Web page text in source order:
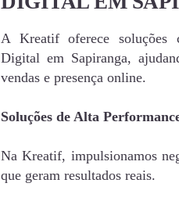
A Kreatif oferece soluções
Digital em Sapiranga,
vendas e presença online.
Soluções de Alta
Na Kreatif, impulsionamos
que geram resultados reais.